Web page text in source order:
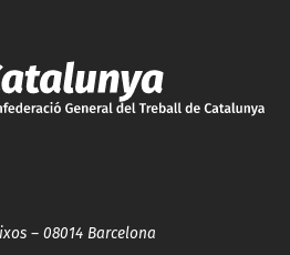
– 08014 Barcelona